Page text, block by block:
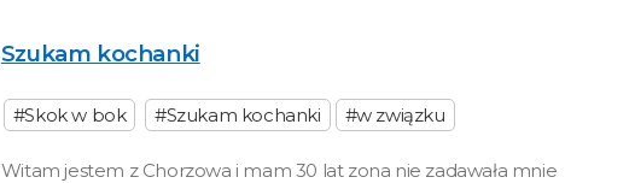
Szukam kochanki
#Skok w bok #Szukam kochanki #w związku
Witam jestem z Chorzowa i mam 30 lat zona nie zadawała mnie